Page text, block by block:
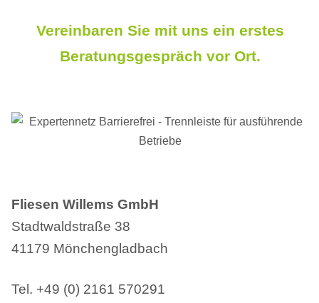
Vereinbaren Sie mit uns ein erstes
Beratungsgespräch vor Ort.
Fliesen Willems GmbH
Stadtwaldstraße 38
41179 Mönchengladbach
Tel. +49 (0) 2161 570291